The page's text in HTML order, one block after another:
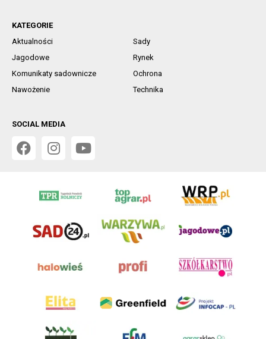
KATEGORIE
Aktualności
Sady
Jagodowe
Rynek
Komunikaty sadownicze
Ochrona
Nawożenie
Technika
SOCIAL MEDIA